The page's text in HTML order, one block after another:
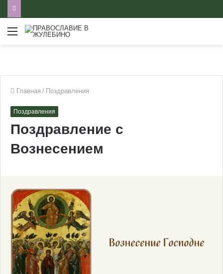
Меню
Главная / Поздравления
Поздравления
Поздравление с
Вознесением